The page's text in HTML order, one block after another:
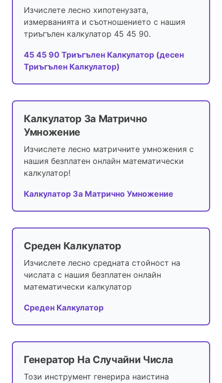
Изчислете лесно хипотенузата,
измерванията и съотношението с нашия
триъгълен калкулатор 45 45 90.
45 45 90 Триъгълен Калкулатор (десен
Триъгълен Калкулатор)
Калкулатор За Матрично
Умножение
Изчислете лесно матричните умножения с
нашия безплатен онлайн математически
калкулатор!
Калкулатор За Матрично Умножение
Среден Калкулатор
Изчислете лесно средната стойност на
числата с нашия безплатен онлайн
математически калкулатор
Среден Калкулатор
Генератор На Случайни Числа
Този инструмент генерира наистина